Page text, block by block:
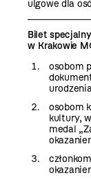
ulgowe dla
Bilet
w Krakowie
osobom
osobom
kultury,
medal